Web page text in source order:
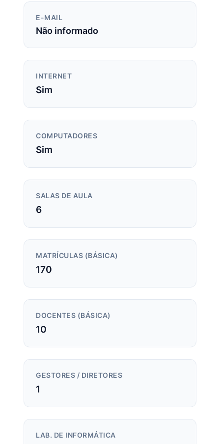
E-MAIL
Não informado
INTERNET
Sim
COMPUTADORES
Sim
SALAS DE AULA
6
MATRÍCULAS (BÁSICA)
170
DOCENTES (BÁSICA)
10
GESTORES / DIRETORES
1
LAB. DE INFORMÁTICA